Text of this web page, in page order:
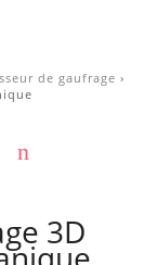
de gaufrage ›
3D